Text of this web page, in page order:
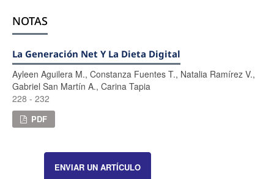
NOTAS
La Generación Net Y La Dieta Digital
Ayleen Aguilera M., Constanza Fuentes T., Natalia Ramírez V.,
Gabriel San Martín A., Carina Tapia
228 - 232
PDF
ENVIAR UN ARTÍCULO